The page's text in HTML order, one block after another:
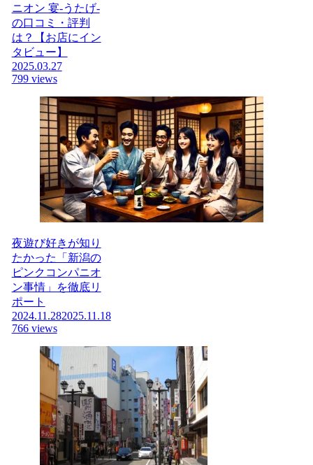
ニオン 宴-うたげ-
の口コミ・評判
は？【お店にイン
タビュー】
2025.03.27
799 views
夜遊び好きが知り
たかった「新潟の
ピンクコンパニオ
ン事情」を徹底リ
ポート
2024.11.282025.11.18
766 views